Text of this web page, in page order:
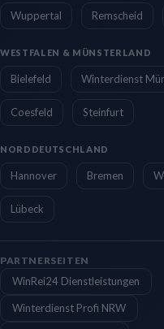
Wuppertal Remscheid
WESTFALEN & MÜNSTERLAND
Bielefeld Winterdienst
Coesfeld Steinfurt
NORDDEUTSCHLAND
Hannover Bremen
Lübeck
PARTNERSEITEN
WinRei24 Dienstleistungen
Winterdienst Profi NRW